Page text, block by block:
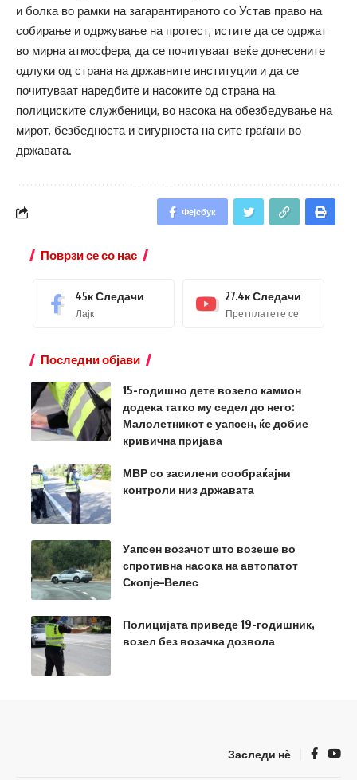
и болка во рамки на загарантираното со Устав право на
собирање и одржување на протест, истите да се одржат
во мирна атмосфера, да се почитуваат веќе донесените
одлуки од страна на државните институции и да се
почитуваат наредбите и насоките од страна на
полициските службеници, во насока на обезбедување на
мирот, безбедноста и сигурноста на сите граѓани во
државата.
Фејсбук
Поврзи се со нас
45кСледачи
Лајк
27.4кСледачи
Претплатете се
Последни објави
15-годишно дете возело камион
додека татко му седел до него:
Малолетникот е уапсен, ќе добие
кривична пријава
МВР со засилени сообраќајни
контроли низ државата
Уапсен возачот што возеше во
спротивна насока на автопатот
Скопје–Велес
Полицијата приведе 19-годишник,
возел без возачка дозвола
Заследи нѐ